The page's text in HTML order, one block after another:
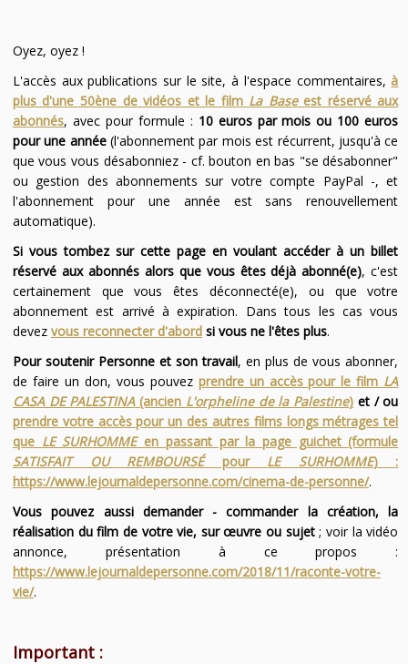
Oyez, oyez !
L'accès aux publications sur le site, à l'espace commentaires,à
plus d'une 50ène de vidéos et le film La Baseest réservé aux
abonnés, avec pour formule : 10 euros par mois ou 100 euros
pour une année(l'abonnement par mois est récurrent, jusqu'à ce
que vous vous désabonniez - cf. bouton en bas "se désabonner"
ou gestion des abonnements sur votre compte PayPal -, et
l'abonnement pour une année est sans renouvellement
automatique).
Si vous tombez sur cette page en voulant accéder à un billet
réservé aux abonnés alors que vous êtes déjà abonné(e), c'est
certainement que vous êtes déconnecté(e), ou que votre
abonnement est arrivé à expiration. Dans tous les cas vous
devez vous reconnecter d'abordsi vous ne l'êtes plus.
Pour soutenir Personne et son travail, en plus de vous abonner,
de faire un don, vous pouvez prendre un accès pour le film LA
CASA DE PALESTINA(ancien L'orpheline de la Palestine) et / ou
prendre votre accès pour un des autres films longs métrages tel
que LE SURHOMMEen passant par la page guichet (formule
SATISFAIT OU REMBOURSÉpour LE SURHOMME) :
https://www.lejournaldepersonne.com/cinema-de-personne/.
Vous pouvez aussi demander - commander la création, la
réalisation du film de votre vie, sur œuvre ou sujet; voir la vidéo
annonce, présentation à ce propos :
https://www.lejournaldepersonne.com/2018/11/raconte-votre-
vie/.
Important :